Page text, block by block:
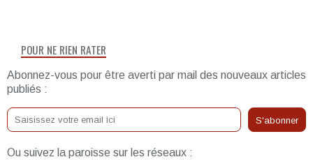
POUR NE RIEN RATER
Abonnez-vous pour être averti par mail des nouveaux articles
publiés :
Ou suivez la paroisse sur les réseaux :